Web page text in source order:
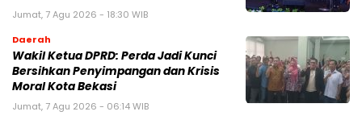
Jumat, 7 Agu 2026 - 18:30 WIB
Daerah
Wakil Ketua DPRD: Perda Jadi Kunci
Bersihkan Penyimpangan dan Krisis
Moral Kota Bekasi
Jumat, 7 Agu 2026 - 06:14 WIB